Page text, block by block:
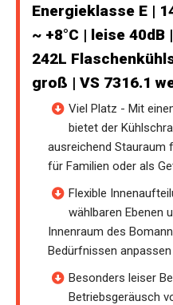
Energieklasse E |
~ +8°C | leise
242L
groß | VS 7316.1
Viel Platz - Mit
bietet der
ausreichend Stauraum
für Familien oder als
Flexible
wählbaren Ebenen
Innenraum des
Bedürfnissen anpassen
Besonders leiser
Betriebsgeräusch